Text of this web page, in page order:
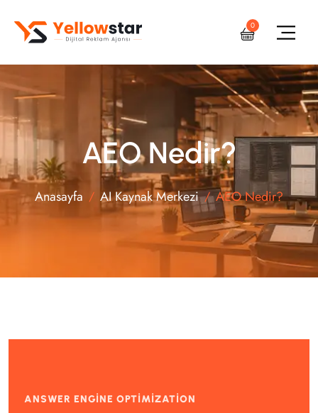
0
AEO Nedir?
Anasayfa AI Kaynak Merkezi AEO Nedir?
ANSWER ENGINE OPTIMIZATION